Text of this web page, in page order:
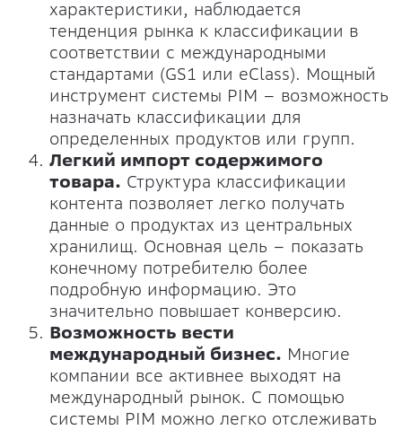
характеристики, наблюдается
тенденция рынка к классификации в
соответствии с международными
стандартами (GS1 или eClass). Мощный
инструмент системы PIM – возможность
назначать классификации для
определенных продуктов или групп.
Легкий импорт содержимого
товара. Структура классификации
контента позволяет легко получать
данные о продуктах из центральных
хранилищ. Основная цель – показать
конечному потребителю более
подробную информацию. Это
значительно повышает конверсию.
Возможность вести
международный бизнес. Многие
компании все активнее выходят на
международный рынок. С помощью
системы PIM можно легко отслеживать